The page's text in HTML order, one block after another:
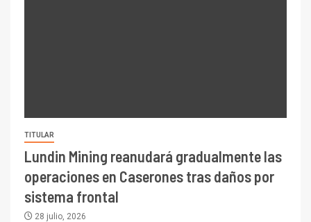
TITULAR
Lundin Mining reanudará gradualmente las
operaciones en Caserones tras daños por
sistema frontal
28 julio, 2026